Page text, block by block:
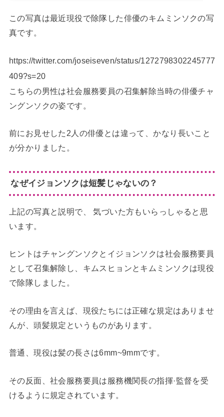
この写真は最近現役で除隊した俳優のキムミンソクの写
真です。
https://twitter.com/joseiseven/status/1272798302245777
409?s=20
こちらの男性は社会服務要員の召集解除当時の俳優チャ
ングンソクの姿です。
前にお見せした2人の俳優とは違って、かなり長いこと
が分かりました。
なぜイジョンソクは短髪じゃないの？
上記の写真と説明で、 気づいた方もいらっしゃると思
います。
ヒントはチャングンソクとイジョンソクは社会服務要員
として召集解除し、キムスヒョンとキムミンソクは現役
で除隊しました。
その理由を言えば、現役たちには正確な規定はありませ
んが、頭髪規定というものがあります。
普通、現役は髪の長さは6mm~9mmです。
その反面、社会服務要員は服務機関長の指揮·監督を受
けるように規定されています。